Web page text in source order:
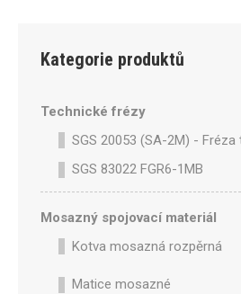
Kategorie produktů
Technické frézy
SGS 20053 (SA-2M) -
SGS 83022 FGR6-1MB
Mosazný spojovací materiál
Kotva mosazná rozpěrná
Matice mosazné